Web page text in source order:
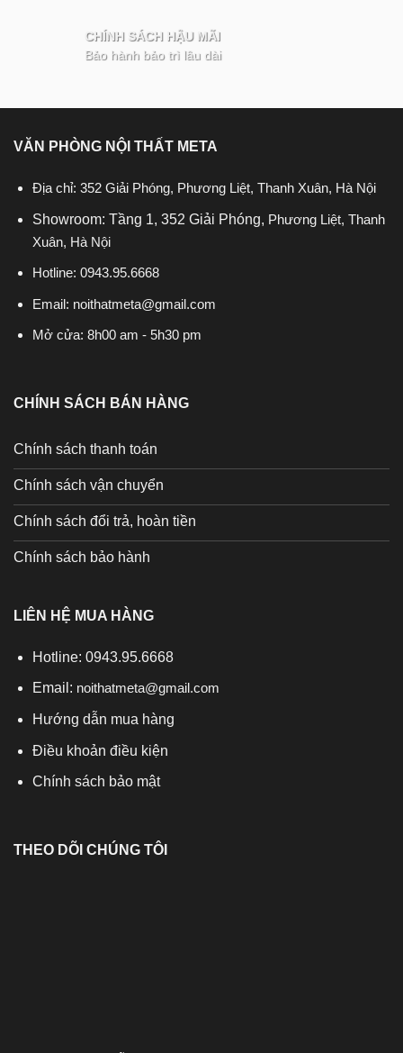
CHÍNH SÁCH HẬU MÃI
Bảo hành bảo trì lâu dài
VĂN PHÒNG NỘI THẤT META
Địa chỉ: 352 Giải Phóng, Phương Liệt, Thanh Xuân, Hà Nội
Showroom: Tầng 1, 352 Giải Phóng, Phương Liệt, Thanh
Xuân, Hà Nội
Hotline: 0943.95.6668
Email: noithatmeta@gmail.com
Mở cửa: 8h00 am - 5h30 pm
CHÍNH SÁCH BÁN HÀNG
Chính sách thanh toán
Chính sách vận chuyển
Chính sách đổi trả, hoàn tiền
Chính sách bảo hành
LIÊN HỆ MUA HÀNG
Hotline: 0943.95.6668
Email: noithatmeta@gmail.com
Hướng dẫn mua hàng
Điều khoản điều kiện
Chính sách bảo mật
THEO DÕI CHÚNG TÔI